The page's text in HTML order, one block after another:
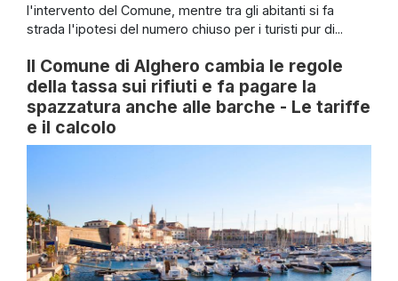
l'intervento del Comune, mentre tra gli abitanti si fa
strada l'ipotesi del numero chiuso per i turisti pur di...
Il Comune di Alghero cambia le regole
della tassa sui rifiuti e fa pagare la
spazzatura anche alle barche - Le tariffe
e il calcolo